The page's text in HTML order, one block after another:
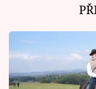
Sledujte nás